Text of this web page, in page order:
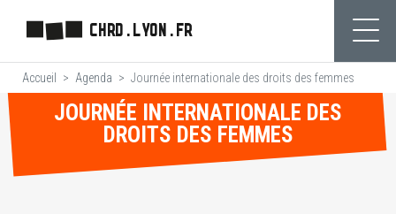
contenu
principal
CHRD.LYON.FR
Accueil Agenda Journée internationale des droits des femmes
JOURNÉE INTERNATIONALE DES
DROITS DES FEMMES